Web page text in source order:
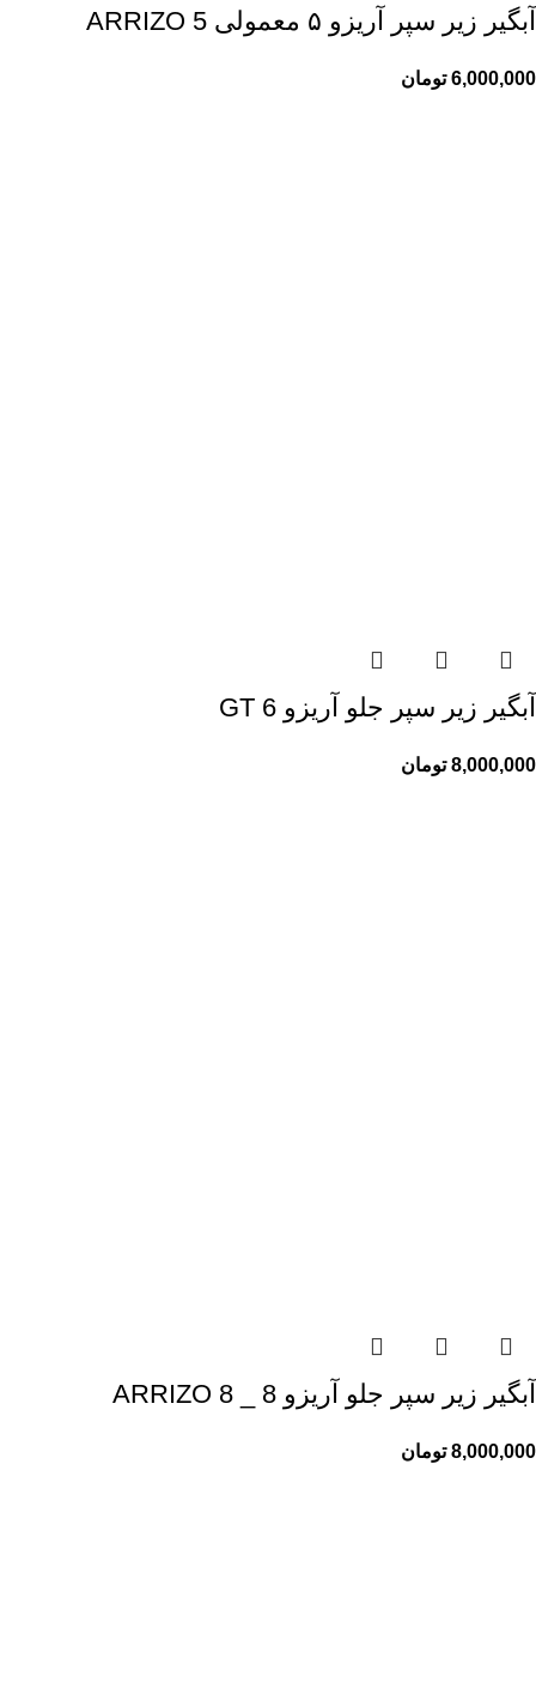
آبگیر زیر سپر آریزو ۵ معمولی ARRIZO 5
6,000,000 تومان
آبگیر زیر سپر جلو آریزو 6 GT
8,000,000 تومان
آبگیر زیر سپر جلو آریزو 8 _ ARRIZO 8
8,000,000 تومان